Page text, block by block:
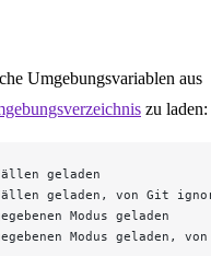
Umgebungsvariablen aus
zu laden:
geladen
geladen, von Git
Modus geladen
Modus geladen,